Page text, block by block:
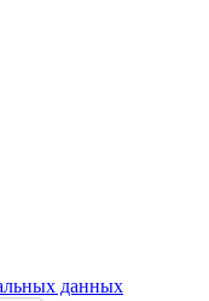
данных